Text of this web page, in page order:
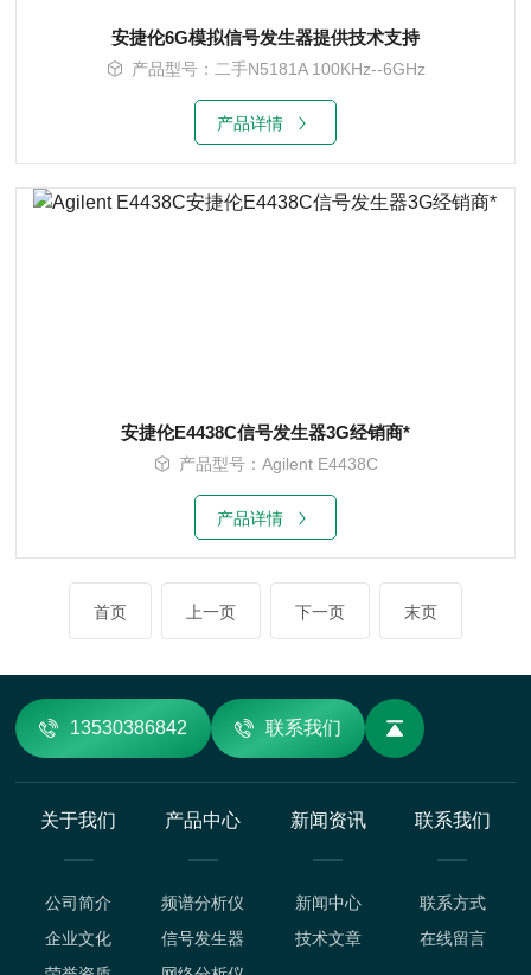
安捷伦6G模拟信号发生器提供技术支持
产品型号：二手N5181A 100KHz--6GHz
产品详情
安捷伦E4438C信号发生器3G经销商*
产品型号：Agilent E4438C
产品详情
首页 上一页 下一页 末页
13530386842 联系我们
关于我们
公司简介
企业文化
产品中心
频谱分析仪
信号发生器
新闻资讯
新闻中心
技术文章
联系我们
联系方式
在线留言